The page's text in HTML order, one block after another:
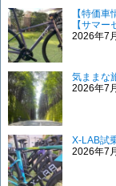
【特価
【サマー
2026年7
気ままな
2026年7
X-LAB試
2026年7